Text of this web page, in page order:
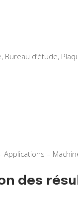
Bureau d’étude,
–
des